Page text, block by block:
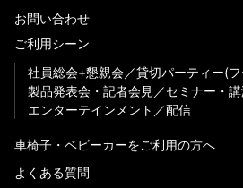
お問い合わせ
ご利用シーン
社員総会+懇親会
貸切パーティー(
製品発表会・記者会見
セミナー・
エンターテインメント
配信
車椅子・ベビーカーをご利用の方へ
よくある質問